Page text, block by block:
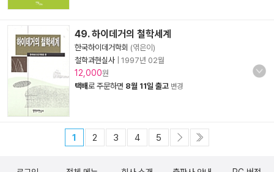
49. 하이데거의 철학세계
한국하이데거학회 (엮은이)
철학과현실사
1997년 02월
12,000원
택배로 주문하면 8월 11일 출고 변경
1 2 3 4 5